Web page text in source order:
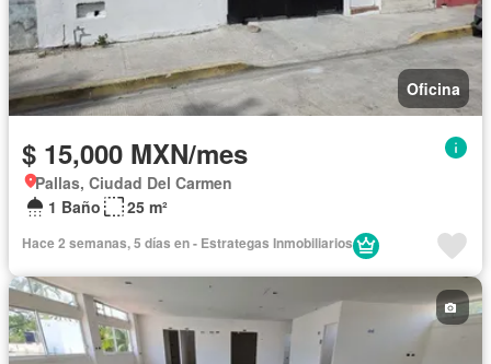
Oficina
$ 15,000 MXN/mes
Pallas, Ciudad Del Carmen
1 Baño
25 m²
Hace 2 semanas, 5 días en - Estrategas Inmobiliarios